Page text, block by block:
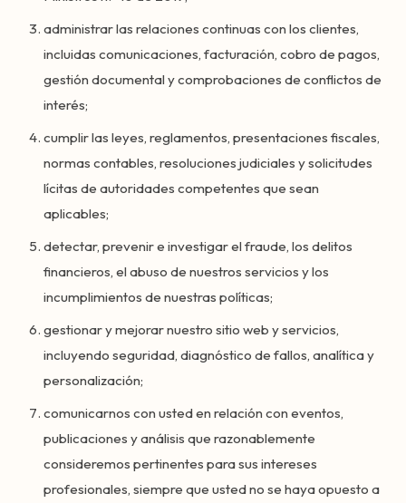
administrar las relaciones continuas con los clientes,
incluidas comunicaciones, facturación, cobro de pagos,
gestión documental y comprobaciones de conflictos de
interés;
cumplir las leyes, reglamentos, presentaciones fiscales,
normas contables, resoluciones judiciales y solicitudes
lícitas de autoridades competentes que sean
aplicables;
detectar, prevenir e investigar el fraude, los delitos
financieros, el abuso de nuestros servicios y los
incumplimientos de nuestras políticas;
gestionar y mejorar nuestro sitio web y servicios,
incluyendo seguridad, diagnóstico de fallos, analítica y
personalización;
comunicarnos con usted en relación con eventos,
publicaciones y análisis que razonablemente
consideremos pertinentes para sus intereses
profesionales, siempre que usted no se haya opuesto a